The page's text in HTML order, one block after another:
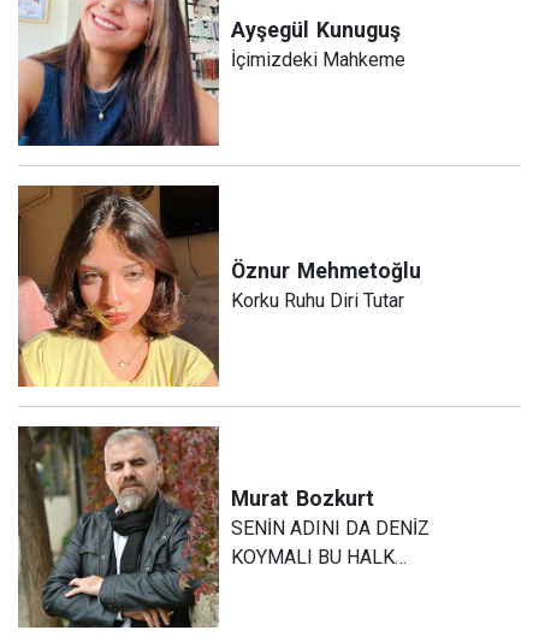
Ayşegül Kunuguş
İçimizdeki Mahkeme
Öznur Mehmetoğlu
Korku Ruhu Diri Tutar
Murat Bozkurt
SENİN ADINI DA DENİZ
KOYMALI BU HALK…